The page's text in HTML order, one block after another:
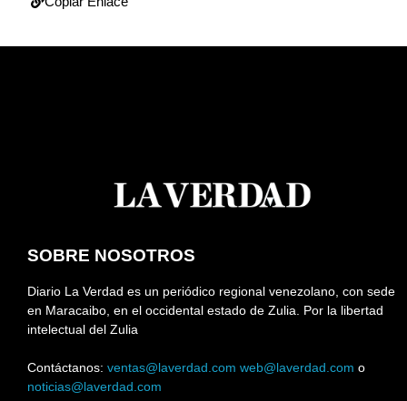
SOBRE NOSOTROS
Diario La Verdad es un periódico regional venezolano, con sede
en Maracaibo, en el occidental estado de Zulia. Por la libertad
intelectual del Zulia
Contáctanos: ventas@laverdad.com web@laverdad.com o
noticias@laverdad.com